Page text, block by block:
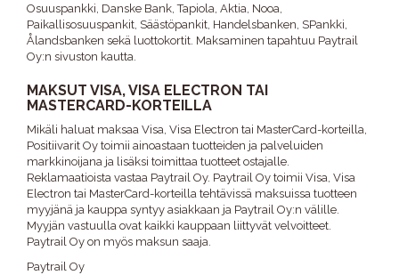
Osuuspankki, Danske Bank, Tapiola, Aktia, Nooa,
Paikallisosuuspankit, Säästöpankit, Handelsbanken, SPankki,
Ålandsbanken sekä luottokortit. Maksaminen tapahtuu Paytrail
Oy:n sivuston kautta.
MAKSUT VISA, VISA ELECTRON TAI
MASTERCARD-KORTEILLA
Mikäli haluat maksaa Visa, Visa Electron tai MasterCard-korteilla,
Positiivarit Oy toimii ainoastaan tuotteiden ja palveluiden
markkinoijana ja lisäksi toimittaa tuotteet ostajalle.
Reklamaatioista vastaa Paytrail Oy. Paytrail Oy toimii Visa, Visa
Electron tai MasterCard-korteilla tehtävissä maksuissa tuotteen
myyjänä ja kauppa syntyy asiakkaan ja Paytrail Oy:n välille.
Myyjän vastuulla ovat kaikki kauppaan liittyvät velvoitteet.
Paytrail Oy on myös maksun saaja.
Paytrail Oy